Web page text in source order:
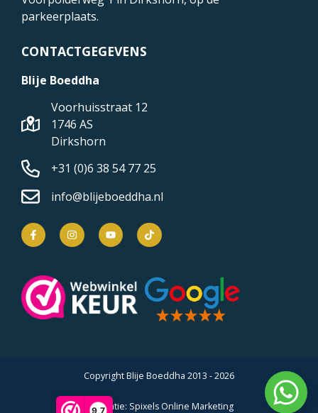
9,7
parkeerplaats.
CONTACTGEGEVENS
Blije Boeddha
Voorhuisstraat 12
1746 AS
Dirkshorn
+31 (0)6 38 54 77 25
info@blijeboeddha.nl
Copyright Blije Boeddha 2013 - 2026
Realisatie: Spixels Online Marketing